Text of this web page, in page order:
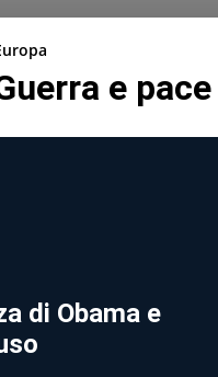
e
di Obama e